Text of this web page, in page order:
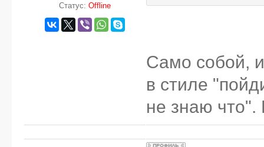
Статус: Offline
Само собой,
в стиле
не знаю что".